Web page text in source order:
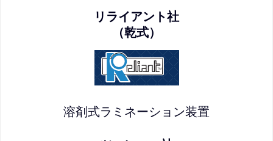
リライアント社
（乾式）
溶剤式ラミネーション装置